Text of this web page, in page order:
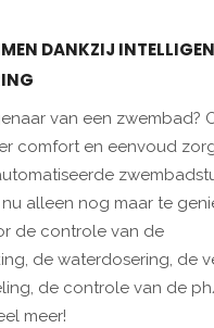
DANKZIJ
van een zwembad?
comfort en eenvoud
alleen nog maar te
de controle van de
de waterdosering, de
de controle van de
meer!